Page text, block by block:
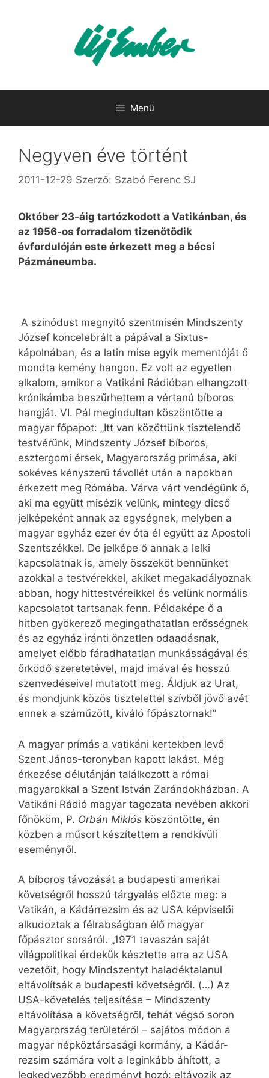
Menü
Negyven éve történt
2011-12-29 Szerző: Szabó Ferenc SJ
Október 23-áig tartózkodott a Vatikánban, és
az 1956-os forradalom tizenötödik
évfordulóján este érkezett meg a bécsi
Pázmáneumba.
A szinódust megnyitó szentmisén Mindszenty
József koncelebrált a pápával a Sixtus-
kápolnában, és a latin mise egyik mementóját ő
mondta kemény hangon. Ez volt az egyetlen
alkalom, amikor a Vatikáni Rádióban elhangzott
krónikámba beszűrhettem a vértanú bíboros
hangját. VI. Pál megindultan köszöntötte a
magyar főpapot: „Itt van közöttünk tisztelendő
testvérünk, Mindszenty József bíboros,
esztergomi érsek, Magyarország prímása, aki
sokéves kényszerű távollét után a napokban
érkezett meg Rómába. Várva várt vendégünk ő,
aki ma együtt misézik velünk, mintegy dicső
jelképeként annak az egységnek, melyben a
magyar egyház ezer év óta él együtt az Apostoli
Szentszékkel. De jelképe ő annak a lelki
kapcsolatnak is, amely összeköt bennünket
azokkal a testvérekkel, akiket megakadályoznak
abban, hogy hittestvéreikkel és velünk normális
kapcsolatot tartsanak fenn. Példaképe ő a
hitben gyökerező megingathatatlan erősségnek
és az egyház iránti önzetlen odaadásnak,
amelyet előbb fáradhatatlan munkásságával és
őrködő szeretetével, majd imával és hosszú
szenvedéseivel mutatott meg. Áldjuk az Urat,
és mondjunk közös tisztelettel szívből jövő avét
ennek a száműzött, kiváló főpásztornak!”
A magyar prímás a vatikáni kertekben levő
Szent János-toronyban kapott lakást. Még
érkezése délutánján találkozott a római
magyarokkal a Szent István Zarándokházban. A
Vatikáni Rádió magyar tagozata nevében akkori
főnököm, P. Orbán Miklós köszöntötte, én
közben a műsort készítettem a rendkívüli
eseményről.
A bíboros távozását a budapesti amerikai
követségről hosszú tárgyalás előzte meg: a
Vatikán, a Kádárrezsim és az USA képviselői
alkudoztak a félrabságban élő magyar
főpásztor sorsáról. „1971 tavaszán saját
világpolitikai érdekük késztette arra az USA
vezetőit, hogy Mindszentyt haladéktalanul
eltávolítsák a budapesti követségről. (…) Az
USA-követelés teljesítése – Mindszenty
eltávolítása a követségről, tehát végső soron
Magyarország területéről – sajátos módon a
magyar népköztársasági kormány, a Kádár-
rezsim számára volt a leginkább áhított, a
legkedvezőbb eredményt hozó: eltávozik az